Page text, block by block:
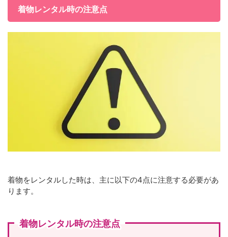
着物レンタル時の注意点
着物をレンタルした時は、主に以下の4点に注意する必要があ
ります。
着物レンタル時の注意点